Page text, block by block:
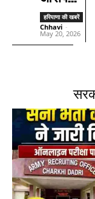
हरियाणा की खबरें
Chhavi -
May 20, 2026